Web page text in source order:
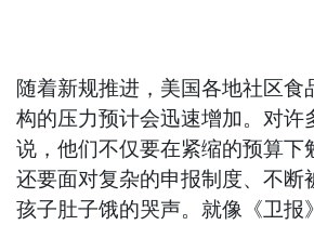
随着新规推进，美国各地社区食
构的压力预计会迅速增加。对许
说，他们不仅要在紧缩的预算下
还要面对复杂的申报制度、不断
孩子肚子饿的哭声。就像《卫报